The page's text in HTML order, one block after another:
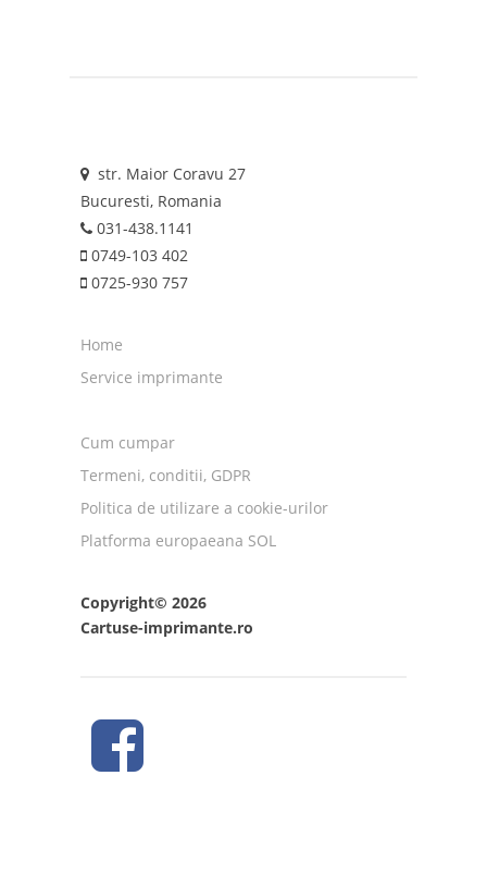
str. Maior Coravu 27
Bucuresti, Romania
031-438.1141
0749-103 402
0725-930 757
Home
Service imprimante
Cum cumpar
Termeni, conditii, GDPR
Politica de utilizare a cookie-urilor
Platforma europaeana SOL
Copyright© 2026
Cartuse-imprimante.ro